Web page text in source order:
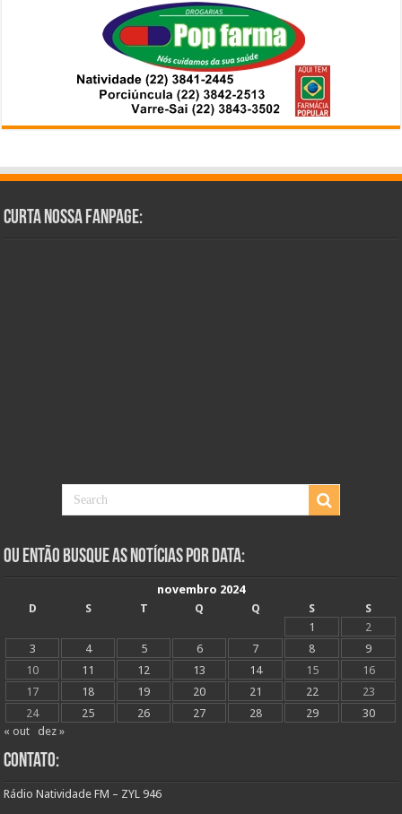
Curta Nossa Fanpage:
Ou Então Busque as Notícias Por Data:
novembro 2024
D
S T Q Q S
S
1
2
3
4 5 6 7 8
9
10
11 12 13 14 15
16
17
18 19 20 21 22
23
24
25 26 27 28 29
30
« out
dez »
Contato:
Rádio Natividade FM – ZYL 946